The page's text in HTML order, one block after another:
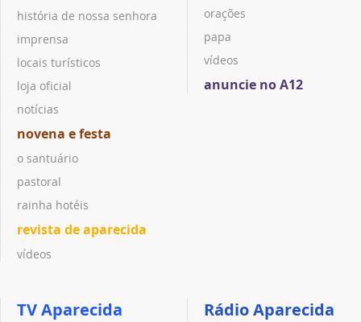
história de nossa senhora
imprensa
locais turísticos
loja oficial
notícias
novena e festa
o santuário
pastoral
rainha hotéis
revista de aparecida
vídeos
orações
papa
vídeos
anuncie no A12
TV Aparecida Rádio Aparecida